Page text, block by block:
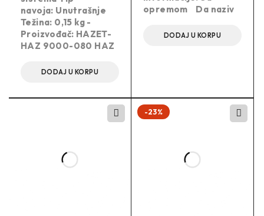
navoja: Unutrašnje
Težina: 0,15 kg -
Proizvođač: HAZET-
HAZ 9000-080 HAZ
DODAJ U KORPU
opremom Da naziv
DODAJ U KORPU
-23%